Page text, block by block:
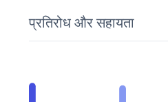
प्रतिरोध और सहायता